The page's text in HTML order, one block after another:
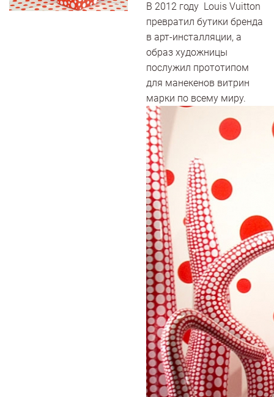
В 2012 году Louis Vuitton
превратил бутики бренда
в арт-инсталляции, а
образ художницы
послужил прототипом
для манекенов витрин
марки по всему миру.